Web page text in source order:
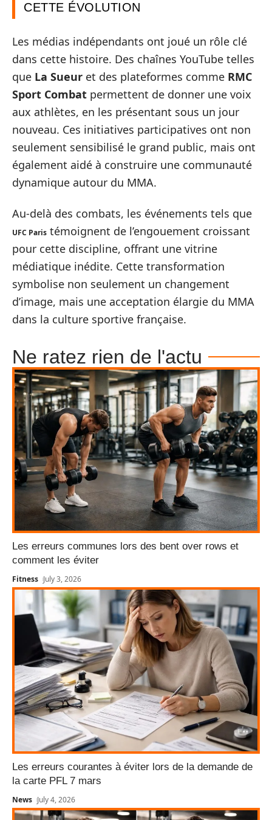
CETTE ÉVOLUTION
Les médias indépendants ont joué un rôle clé
dans cette histoire. Des chaînes YouTube telles
que La Sueur et des plateformes comme RMC
Sport Combat permettent de donner une voix
aux athlètes, en les présentant sous un jour
nouveau. Ces initiatives participatives ont non
seulement sensibilisé le grand public, mais ont
également aidé à construire une communauté
dynamique autour du MMA.
Au-delà des combats, les événements tels que
UFC Paris témoignent de l’engouement croissant
pour cette discipline, offrant une vitrine
médiatique inédite. Cette transformation
symbolise non seulement un changement
d’image, mais une acceptation élargie du MMA
dans la culture sportive française.
Ne ratez rien de l'actu
Les erreurs communes lors des bent over rows et
comment les éviter
Fitness July 3, 2026
Les erreurs courantes à éviter lors de la demande de
la carte PFL 7 mars
News July 4, 2026